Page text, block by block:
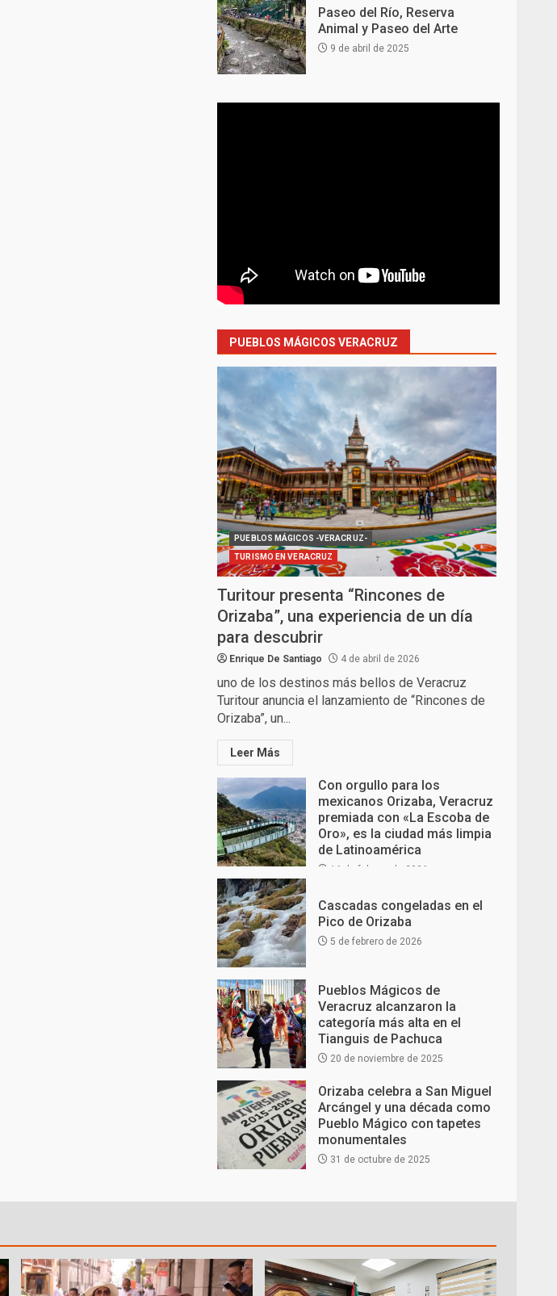
Paseo del Río, Reserva
Animal y Paseo del Arte
9 de abril de 2025
PUEBLOS MÁGICOS VERACRUZ
PUEBLOS MÁGICOS -VERACRUZ-
TURISMO EN VERACRUZ
Turitour presenta “Rincones de
Orizaba”, una experiencia de un día
para descubrir
Enrique De Santiago 4 de abril de 2026
uno de los destinos más bellos de Veracruz
Turitour anuncia el lanzamiento de “Rincones de
Orizaba”, un...
Leer Más
Con orgullo para los
mexicanos Orizaba, Veracruz
premiada con «La Escoba de
Oro», es la ciudad más limpia
de Latinoamérica
16 de febrero de 2026
Cascadas congeladas en el
Pico de Orizaba
5 de febrero de 2026
Pueblos Mágicos de
Veracruz alcanzaron la
categoría más alta en el
Tianguis de Pachuca
20 de noviembre de 2025
Orizaba celebra a San Miguel
Arcángel y una década como
Pueblo Mágico con tapetes
monumentales
31 de octubre de 2025